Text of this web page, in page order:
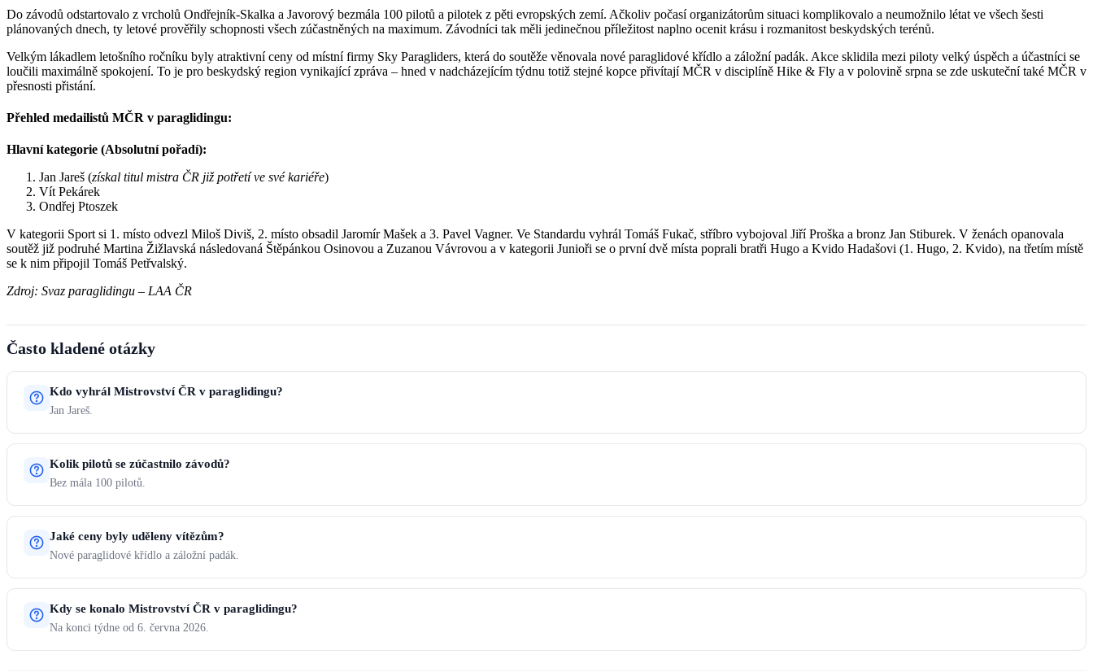
Do závodů odstartovalo z vrcholů Ondřejník-Skalka a Javorový bezmála 100 pilotů a pilotek z pěti evropských zemí. Ačkoliv počasí organizátorům situaci komplikovalo a neumožnilo létat ve všech šesti
plánovaných dnech, ty letové prověřily schopnosti všech zúčastněných na maximum. Závodníci tak měli jedinečnou příležitost naplno ocenit krásu i rozmanitost beskydských terénů.
Velkým lákadlem letošního ročníku byly atraktivní ceny od místní firmy Sky Paragliders, která do soutěže věnovala nové paraglidové křídlo a záložní padák. Akce sklidila mezi piloty velký úspěch a účastníci se
loučili maximálně spokojení. To je pro beskydský region vynikající zpráva – hned v nadcházejícím týdnu totiž stejné kopce přivítají MČR v disciplíně Hike & Fly a v polovině srpna se zde uskuteční také MČR v
přesnosti přistání.
Přehled medailistů MČR v paraglidingu:
Hlavní kategorie (Absolutní pořadí):
Jan Jareš (získal titul mistra ČR již potřetí ve své kariéře)
Vít Pekárek
Ondřej Ptoszek
V kategorii Sport si 1. místo odvezl Miloš Diviš, 2. místo obsadil Jaromír Mašek a 3. Pavel Vagner. Ve Standardu vyhrál Tomáš Fukač, stříbro vybojoval Jiří Proška a bronz Jan Stiburek. V ženách opanovala
soutěž již podruhé Martina Žižlavská následovaná Štěpánkou Osinovou a Zuzanou Vávrovou a v kategorii Junioři se o první dvě místa poprali bratři Hugo a Kvido Hadašovi (1. Hugo, 2. Kvido), na třetím místě
se k nim připojil Tomáš Petřvalský.
Zdroj: Svaz paraglidingu – LAA ČR
Často kladené otázky
Kdo vyhrál Mistrovství ČR v paraglidingu?
Jan Jareš.
Kolik pilotů se zúčastnilo závodů?
Bez mála 100 pilotů.
Jaké ceny byly uděleny vítězům?
Nové paraglidové křídlo a záložní padák.
Kdy se konalo Mistrovství ČR v paraglidingu?
Na konci týdne od 6. června 2026.